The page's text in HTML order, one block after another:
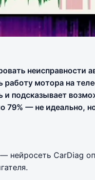
неисправности
работу мотора на
и подсказывает
79% — не идеально,
нейросеть CarDiag